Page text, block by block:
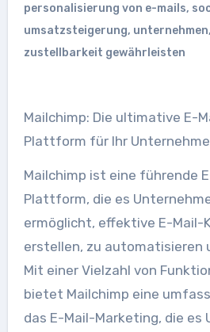
personalisierung von e-mails,
umsatzsteigerung, unternehmen,
zustellbarkeit gewährleisten
Mailchimp: Die ultimative E-
Plattform für Ihr
Mailchimp ist eine führende
Plattform, die es
ermöglicht, effektive E-Mail-
erstellen, zu automatisieren
Mit einer Vielzahl von
bietet Mailchimp eine
das E-Mail-Marketing, die es